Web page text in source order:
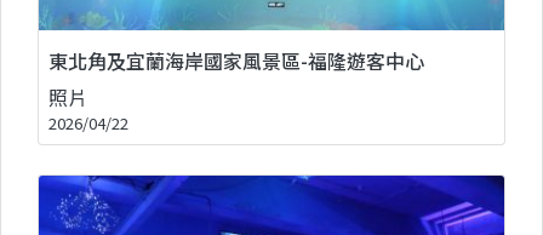
東北角及宜蘭海岸國家風景區-福隆遊客中心
照片
2026/04/22